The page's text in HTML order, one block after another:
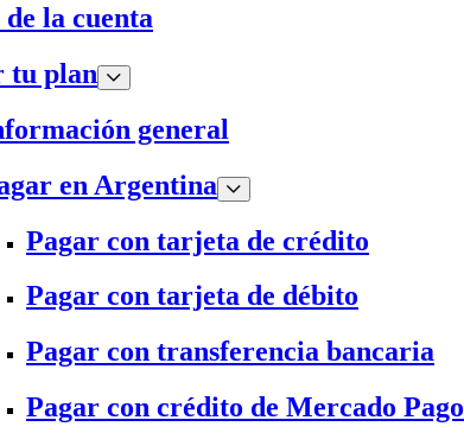
de la cuenta
tu plan
general
en Argentina
Pagar con tarjeta de crédito
Pagar con tarjeta de débito
Pagar con transferencia bancaria
Pagar con crédito de Mercado Pago